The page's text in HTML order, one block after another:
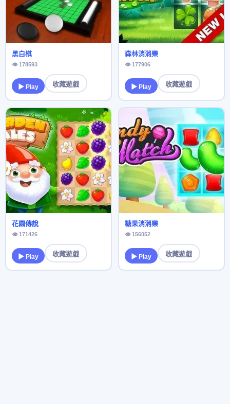
黑白棋
👁 178593
▶ Play 收藏遊戲
森林消消樂
👁 177906
▶ Play 收藏遊戲
花園傳說
👁 171426
▶ Play 收藏遊戲
糖果消消樂
👁 156052
▶ Play 收藏遊戲